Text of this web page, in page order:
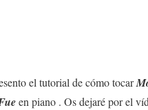
el tutorial de cómo tocar
en piano . Os dejaré por el